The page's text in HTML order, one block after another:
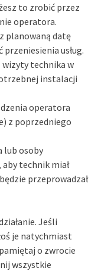
to zrobić przez
operatora.
planowaną datę
przeniesienia usług.
technika w
instalacji
operatora
z poprzedniego
lub osoby
technik miał
przeprowadzał
Jeśli
je natychmiast
o zwrocie
wszystkie